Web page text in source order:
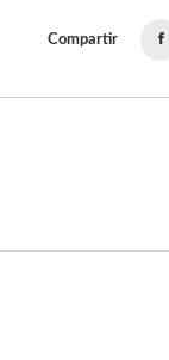
Compartir